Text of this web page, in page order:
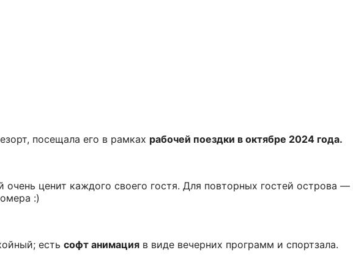
посещала его в рамках рабочей поездки в октябре 2024 года.
очень ценит каждого своего гостя. Для повторных гостей острова —
:)
есть софт анимация в виде вечерних программ и спортзала.